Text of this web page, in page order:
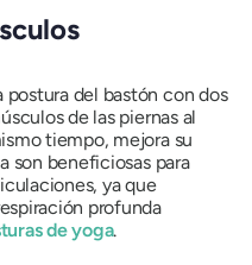
postura del bastón con dos
de las piernas al
tiempo, mejora su
son beneficiosas para
ya que
profunda
de yoga.